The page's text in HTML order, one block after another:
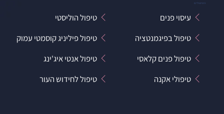
הטיפולים
עיסוי פנים
טיפול הוליסטי
טיפול בפיגמנטציה
טיפול פיליניג קוסמטי עמוק
טיפול פנים קלאסי
טיפול אנטי איג'ינג
טיפולי אקנה
טיפול לחידוש העור